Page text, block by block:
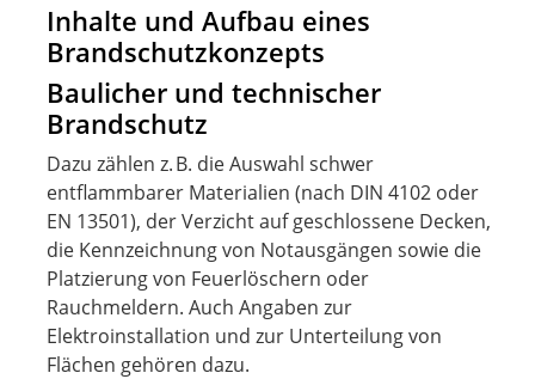
Inhalte und Aufbau eines
Brandschutzkonzepts
Baulicher und technischer
Brandschutz
Dazu zählen z. B. die Auswahl schwer
entflammbarer Materialien (nach DIN 4102 oder
EN 13501), der Verzicht auf geschlossene Decken,
die Kennzeichnung von Notausgängen sowie die
Platzierung von Feuerlöschern oder
Rauchmeldern. Auch Angaben zur
Elektroinstallation und zur Unterteilung von
Flächen gehören dazu.